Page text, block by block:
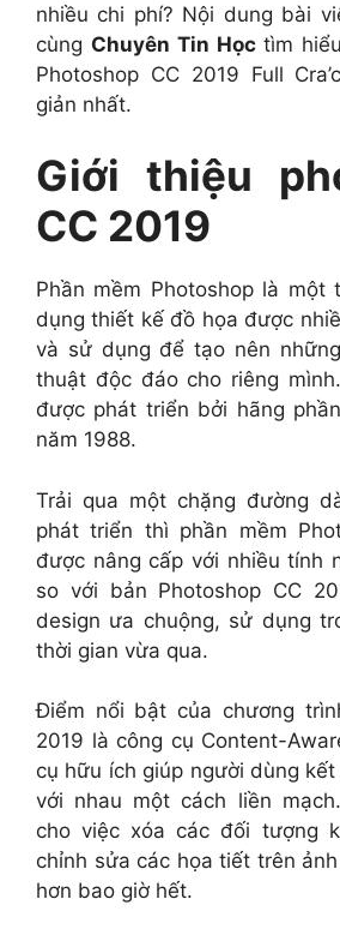
nhiều chi phí? Nội dung bài
cùng Chuyên Tin Họctìm
Photoshop CC 2019 Full
giản nhất.
Giới thiệu
CC 2019
Phần mềm Photoshop là một
dụng thiết kế đồ họa được
và sử dụng để tạo nên
thuật độc đáo cho riêng
được phát triển bởi hãng
năm 1988.
Trải qua một chặng đường
phát triển thì phần mềm
được nâng cấp với nhiều tính
so với bản Photoshop CC
design ưa chuộng, sử dụng
thời gian vừa qua.
Điểm nổi bật của chương
2019 là công cụ Content-
cụ hữu ích giúp người dùng
với nhau một cách liền
cho việc xóa các đối tượng
chỉnh sửa các họa tiết trên
hơn bao giờ hết.